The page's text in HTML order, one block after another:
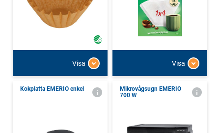
Visa Visa
Kokplatta EMERIO enkel
Mikrovågsugn EMERIO
700 W